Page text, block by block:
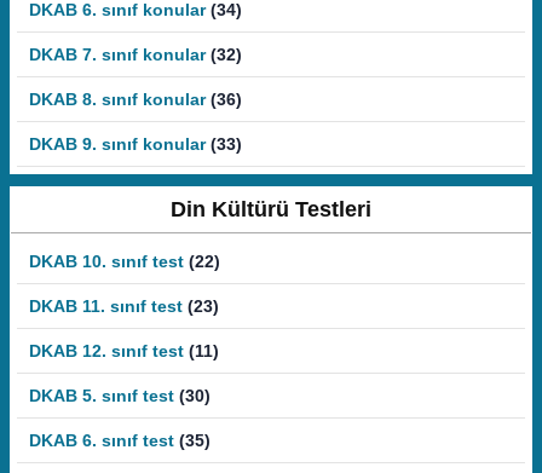
DKAB 6. sınıf konular (34)
DKAB 7. sınıf konular (32)
DKAB 8. sınıf konular (36)
DKAB 9. sınıf konular (33)
Din Kültürü Testleri
DKAB 10. sınıf test (22)
DKAB 11. sınıf test (23)
DKAB 12. sınıf test (11)
DKAB 5. sınıf test (30)
DKAB 6. sınıf test (35)